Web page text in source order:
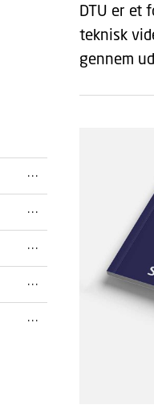
DTU er et
teknisk
gennem